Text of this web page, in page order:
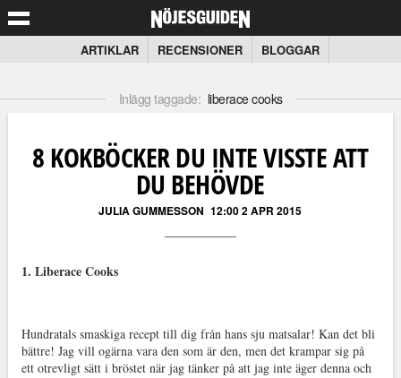
ARTIKLAR RECENSIONER BLOGGAR
Inlägg taggade: liberace cooks
8 KOKBÖCKER DU INTE VISSTE ATT
DU BEHÖVDE
JULIA GUMMESSON 12:00 2 APR 2015
1. Liberace Cooks
Hundratals smaskiga recept till dig från hans sju matsalar! Kan det bli
bättre! Jag vill ogärna vara den som är den, men det krampar sig på
ett otrevligt sätt i bröstet när jag tänker på att jag inte äger denna och